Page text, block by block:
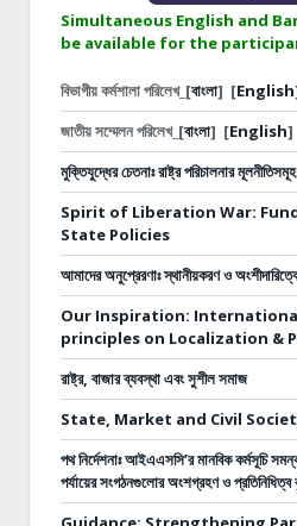
Simultaneous English and
be available for the
বিভাগীয় কর্মশালা পরিলেখ_[বাংলা] [English
জাতীয় সম্মেলন পরিলেখ_[বাংলা] [English]
মুক্তিযুদ্ধের চেতনাঃ রাষ্ট্র পরিচালনার মূলনীতিসমূহ
Spirit of Liberation War:
State Policies
আমাদের অনুপ্রেরণাঃ স্থানীয়করণ ও
Our Inspiration:
principles on Localization &
রাষ্ট্র, বাজার ব্যবস্থা এবং সুশীল সমাজ
State, Market and Civil
পথ নির্দেশনাঃআইএএসসি’র মানবিক কর্মসূচি
পর্যায়ের সংগঠনগুলোর অংশগ্রহণ ও প্রতিনিধিত্ব